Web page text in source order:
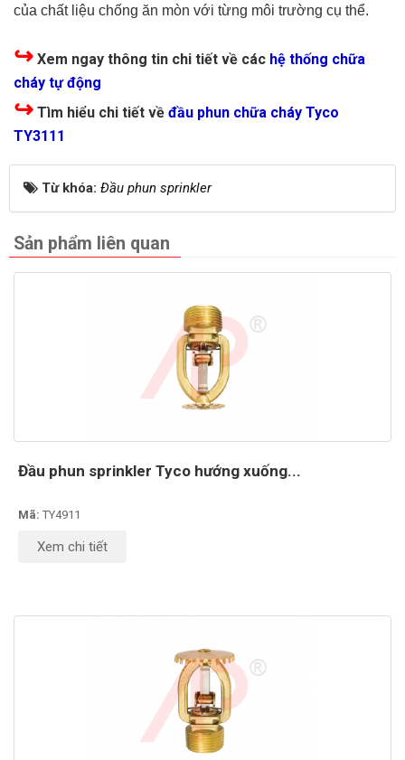
của chất liệu chống ăn mòn với từng môi trường cụ thể.
↪ Xem ngay thông tin chi tiết về các hệ thống chữa
cháy tự động
↪ Tìm hiểu chi tiết về đầu phun chữa cháy Tyco
TY3111
Từ khóa: Đầu phun sprinkler
Sản phẩm liên quan
Đầu phun sprinkler Tyco hướng xuống...
Mã: TY4911
Xem chi tiết